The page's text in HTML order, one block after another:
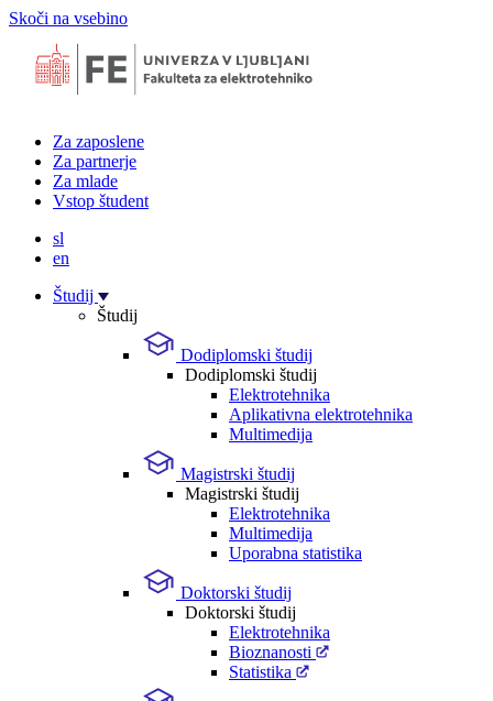
Skoči na vsebino
Za zaposlene
Za partnerje
Za mlade
Vstop študent
sl
en
Študij
Študij
Dodiplomski študij
Dodiplomski študij
Elektrotehnika
Aplikativna elektrotehnika
Multimedija
Magistrski študij
Magistrski študij
Elektrotehnika
Multimedija
Uporabna statistika
Doktorski študij
Doktorski študij
Elektrotehnika
Bioznanosti
Statistika